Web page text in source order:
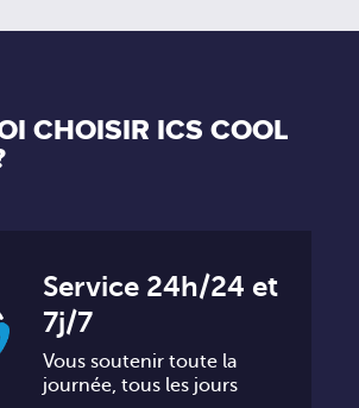
CHOISIR ICS COOL
Service 24h/24 et
7j/7
Vous soutenir toute la
journée, tous les jours